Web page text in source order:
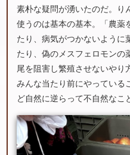
素朴な疑問が湧いたのだ。り
使うのは基本の基本。「農薬
たり、病気がつかないように
たり、偽のメスフェロモンの
尾を阻害し繁殖させないやり
みんな当たり前にやっている
ど自然に逆らって不自然なこ